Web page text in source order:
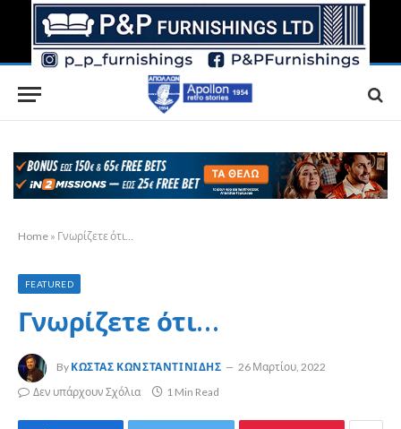
Home » Γνωρίζετε ότι…
FEATURED
Γνωρίζετε ότι…
By ΚΏΣΤΑΣ ΚΩΝΣΤΑΝΤΙΝΊΔΗΣ
26 Μαρτίου, 2022
Δεν υπάρχουν Σχόλια
1 Min Read